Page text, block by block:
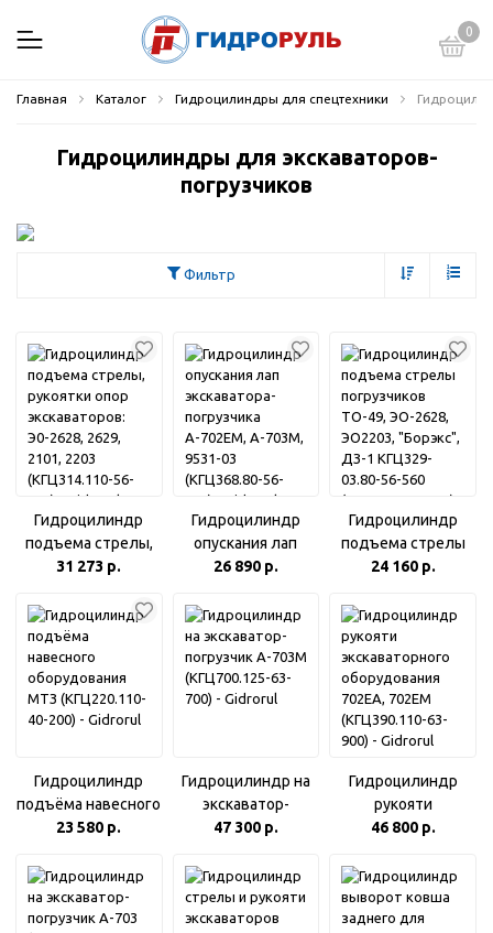
0
Главная Каталог Гидроцилиндры для спецтехники
Гидроцилиндры для экскаваторов-
погрузчиков
Фильтр
Гидроцилиндр
подъема стрелы,
рукоятки опор
2628, 2629, 2101,
2203 (КГЦ314.110-
56-280)
31 273 р.
Гидроцилиндр
опускания лап
экскаватора-
А-702ЕМ, А-703М,
9531-03 (КГЦ368.80-
56-560)
26 890 р.
Гидроцилиндр
подъема стрелы
погрузчиков ТО-49,
"Борэкс", ДЗ-1
КГЦ329-03.80-56-
560
(Д-902.01.30.000)
24 160 р.
Гидроцилиндр
подъёма навесного
оборудования МТЗ
200)
23 580 р.
Гидроцилиндр на
экскаватор-
погрузчик А-703М
700)
47 300 р.
Гидроцилиндр
рукояти
экскаваторного
702ЕА, 702ЕМ
(КГЦ390.110-63-
900)
46 800 р.